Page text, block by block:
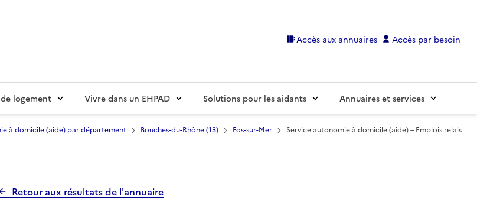
Accès aux annuaires Accès par besoin
logement Vivre dans un EHPAD Solutions pour les aidants Annuaires et services
à domicile (aide) par département Bouches-du-Rhône (13) Fos-sur-Mer
Service autonomie à domicile (aide) – Emplois relais
Retour aux résultats de l'annuaire